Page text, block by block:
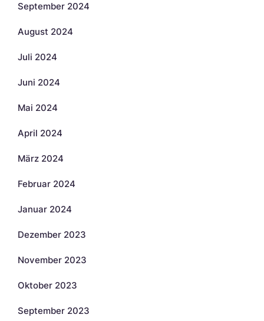
September 2024
August 2024
Juli 2024
Juni 2024
Mai 2024
April 2024
März 2024
Februar 2024
Januar 2024
Dezember 2023
November 2023
Oktober 2023
September 2023